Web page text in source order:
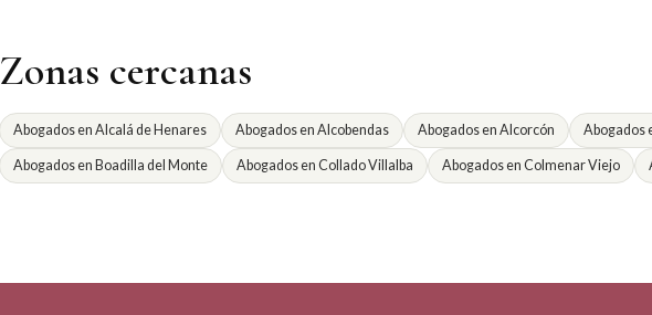
Zonas cercanas
Abogados en Alcalá de Henares Abogados en Alcobendas Abogados en Alcorcón Abogados
Abogados en Boadilla del Monte Abogados en Collado Villalba Abogados en Colmenar Viejo